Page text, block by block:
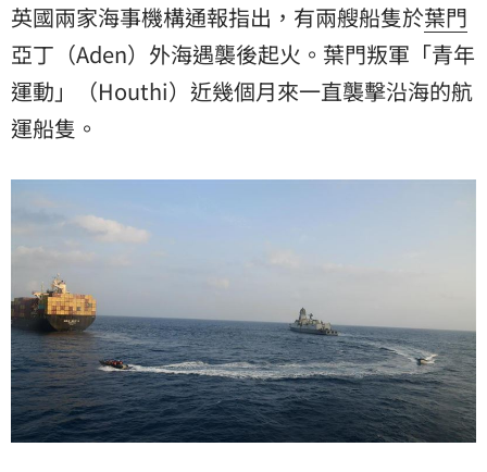
英國兩家海事機構通報指出，有兩艘船隻於葉門
亞丁（Aden）外海遇襲後起火。葉門叛軍「青年
運動 」（Houthi）近幾個月來一直襲擊沿海的航
運船隻。